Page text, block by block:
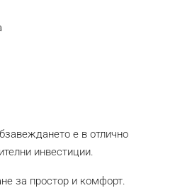
е в отлично
инвестиции.
за простор и комфорт.